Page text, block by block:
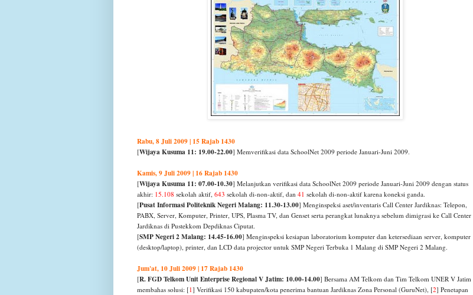
Rabu, 8 Juli 2009 | 15 Rajab 1430
[Wijaya Kusuma 11: 19.00-22.00] Memverifikasi data SchoolNet 2009 periode Januari-Juni 2009.
Kamis, 9 Juli 2009 | 16 Rajab 1430
[Wijaya Kusuma 11: 07.00-10.30] Melanjutkan verifikasi data SchoolNet 2009 periode Januari-Juni 2009 dengan status
akhir: 15.108 sekolah aktif, 643 sekolah di-non-aktif, dan 41 sekolah di-non-aktif karena koneksi ganda.
[Pusat Informasi Politeknik Negeri Malang: 11.30-13.00] Menginspeksi aset/inventaris Call Center Jardiknas: Telepon,
PABX, Server, Komputer, Printer, UPS, Plasma TV, dan Genset serta perangkat lunaknya sebelum dimigrasi ke Call Center
Jardiknas di Pustekkom Depdiknas Ciputat.
[SMP Negeri 2 Malang: 14.45-16.00] Menginspeksi kesiapan laboratorium komputer dan ketersediaan server, komputer
(desktop/laptop), printer, dan LCD data projector untuk SMP Negeri Terbuka 1 Malang di SMP Negeri 2 Malang.
Jum'at, 10 Juli 2009 | 17 Rajab 1430
[R. FGD Telkom Unit Enterprise Regional V Jatim: 10.00-14.00] Bersama AM Telkom dan Tim Telkom UNER V Jatim
membahas solusi: [1] Verifikasi 150 kabupaten/kota penerima bantuan Jardiknas Zona Personal (GuruNet), [2] Penetapan